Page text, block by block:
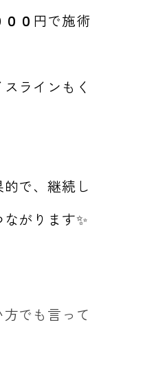
００ 円で施術
ラインもく
で、継続し
がります✨
でも言って